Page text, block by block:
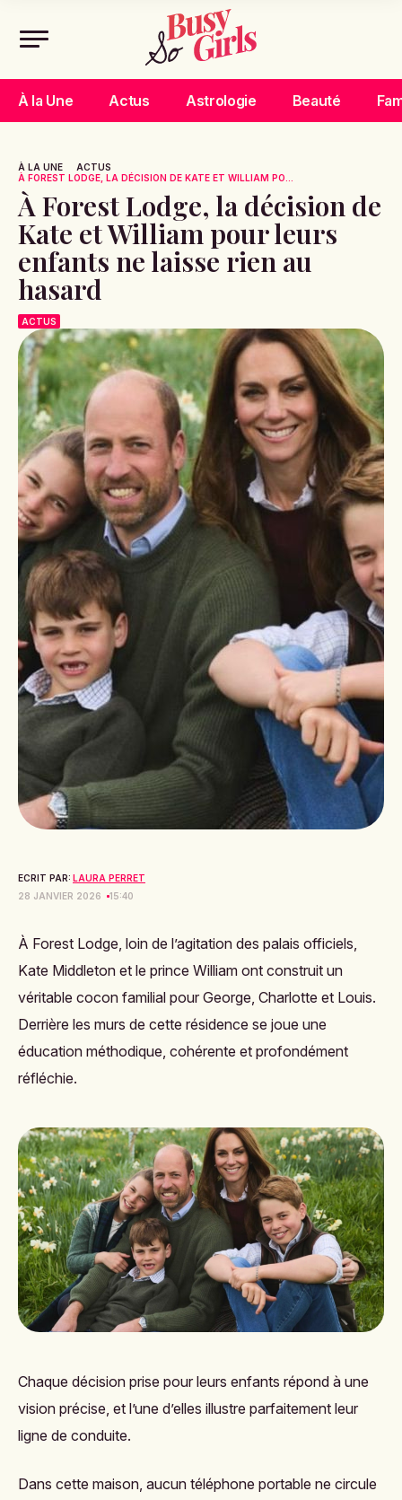
À la Une Actus Astrologie Beauté
À LA UNE
ACTUS
À FOREST LODGE, LA DÉCISION DE KATE ET WILLIAM PO...
À Forest Lodge, la décision de
Kate et William pour leurs
enfants ne laisse rien au
hasard
ACTUS
ECRIT PAR: LAURA PERRET
28 JANVIER 2026
15:40
À Forest Lodge, loin de l’agitation des palais officiels,
Kate Middleton et le prince William ont construit un
véritable cocon familial pour George, Charlotte et Louis.
Derrière les murs de cette résidence se joue une
éducation méthodique, cohérente et profondément
réfléchie.
Chaque décision prise pour leurs enfants répond à une
vision précise, et l’une d’elles illustre parfaitement leur
ligne de conduite.
Dans cette maison, aucun téléphone portable ne circule